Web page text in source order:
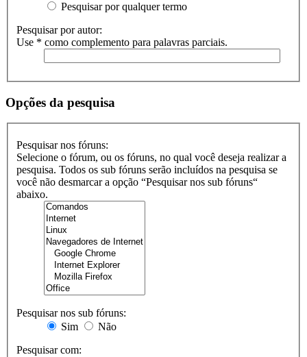
Pesquisar por qualquer termo
Pesquisar por autor:
Use * como complemento para palavras parciais.
Opções da pesquisa
Pesquisar nos fóruns:
Selecione o fórum, ou os fóruns, no qual você deseja realizar a
pesquisa. Todos os sub fóruns serão incluídos na pesquisa se
você não desmarcar a opção “Pesquisar nos sub fóruns“
abaixo.
Pesquisar nos sub fóruns:
Sim
Não
Pesquisar com: